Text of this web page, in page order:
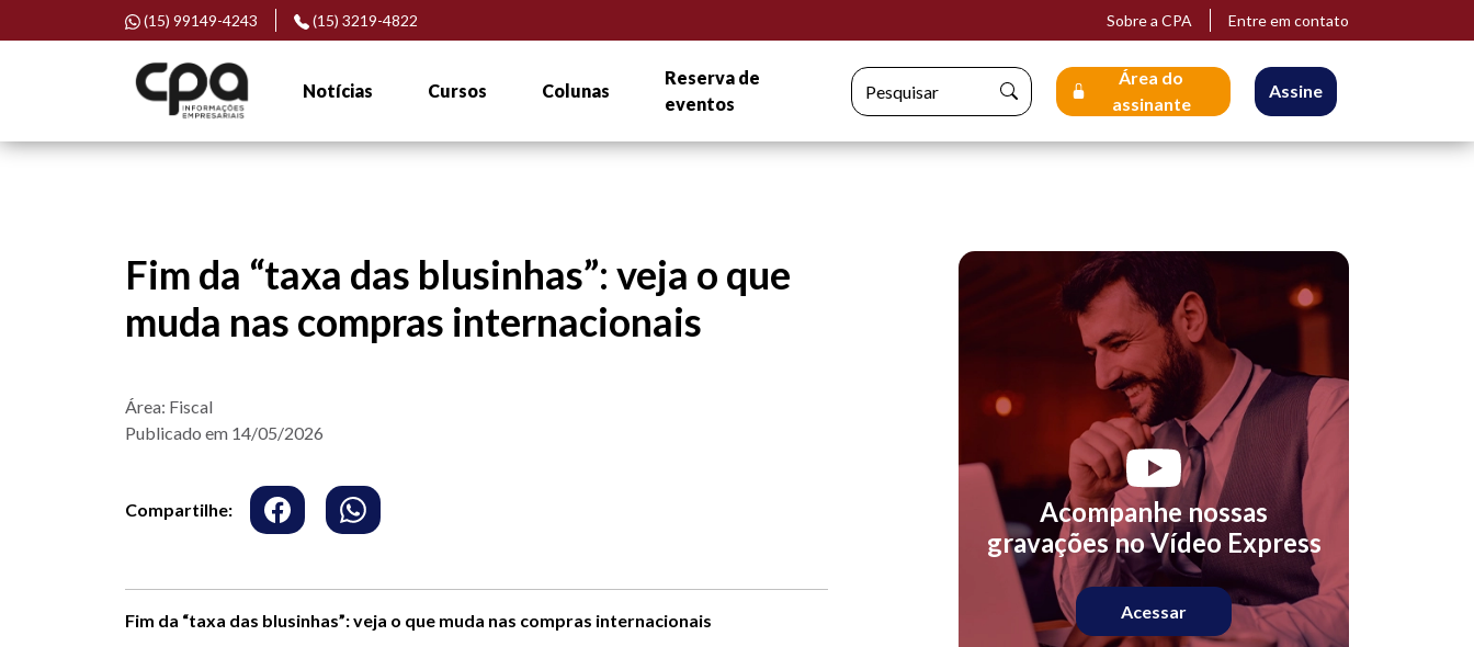
(15) 99149-4243 (15) 3219-4822 Sobre a CPA Entre em contato
Notícias Cursos Colunas
Reserva de
eventos
Pesquisar
Área do
assinante
Assine
Fim da “taxa das blusinhas”: veja o que
muda nas compras internacionais
Área: Fiscal
Publicado em 14/05/2026
Compartilhe:
Fim da “taxa das blusinhas”: veja o que muda nas compras internacionais
Acompanhe nossas
gravações no Vídeo Express
Acessar